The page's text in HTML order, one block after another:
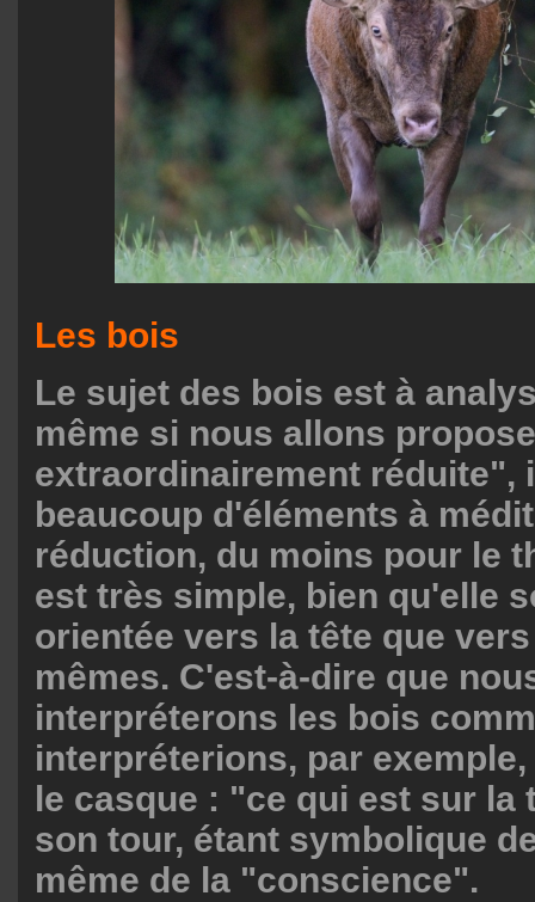
Les bois
Le sujet des bois est à
même si nous allons
extraordinairement réduite",
beaucoup d'éléments à
réduction, du moins pour le
est très simple, bien qu'elle
orientée vers la tête que
mêmes. C'est-à-dire que
interpréterons les bois
interpréterions, par
le casque : "ce qui est sur la
son tour, étant symbolique
même de la "conscience".